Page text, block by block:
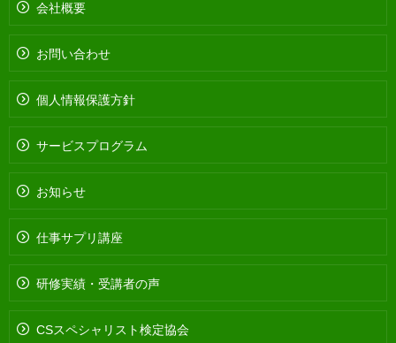
会社概要
お問い合わせ
個人情報保護方針
サービスプログラム
お知らせ
仕事サプリ講座
研修実績・受講者の声
CSスペシャリスト検定協会